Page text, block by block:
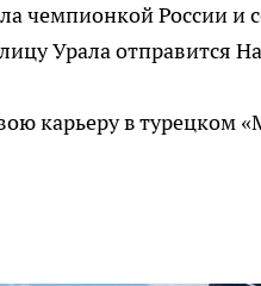
чемпионкой России и
Урала отправится
карьеру в турецком